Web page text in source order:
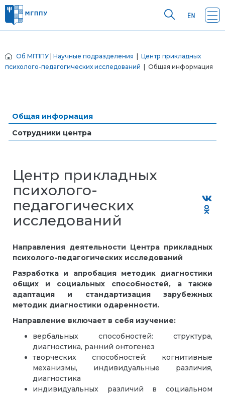
Об МГППУ Научные подразделения
Центр прикладных
психолого-педагогических исследований | Общая информация
Общая информация
Сотрудники центра
Центр прикладных
психолого-
педагогических
исследований
Направления деятельности Центра прикладных
психолого-педагогических исследований
Разработка и апробация методик диагностики
общих и социальных способностей, а также
адаптация и стандартизация зарубежных
методик диагностики одаренности.
Направление включает в себя изучение:
вербальных способностей: структура,
диагностика, ранний онтогенез
творческих способностей: когнитивные
механизмы, индивидуальные различия,
диагностика
индивидуальных различий в социальном